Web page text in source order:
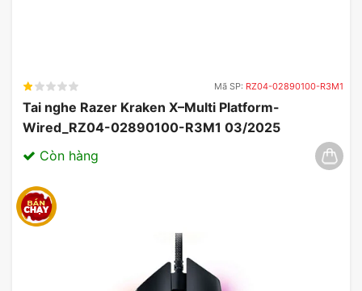
Mã SP: RZ04-02890100-R3M1
Tai nghe Razer Kraken X–Multi Platform-
Wired_RZ04-02890100-R3M1 03/2025
Còn hàng